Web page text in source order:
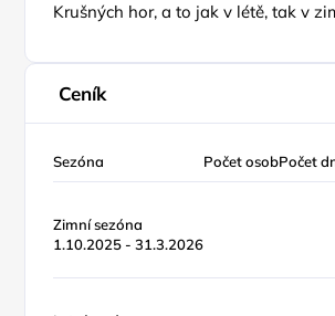
Krušných hor, a to jak v létě, tak v
Ceník
Sezóna Počet osobPočet
Zimní sezóna
1.10.2025 - 31.3.2026